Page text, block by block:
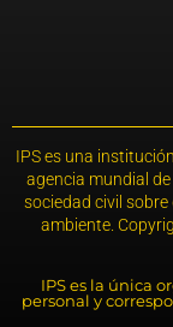
IPS es una
agencia mundial
sociedad civil
ambiente.
IPS es la única
personal y